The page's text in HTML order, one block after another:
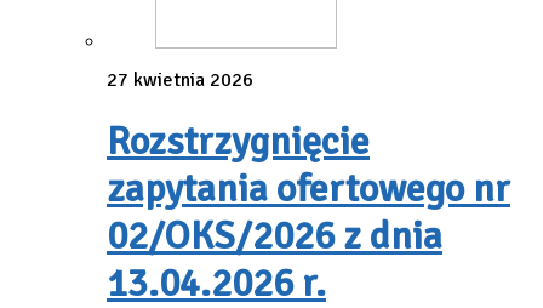
27 kwietnia 2026
Rozstrzygnięcie
zapytania ofertowego nr
02/OKS/2026 z dnia
13.04.2026 r.